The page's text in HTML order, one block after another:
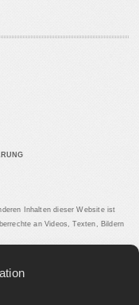
Inhalten dieser Website ist
an Videos, Texten, Bildern